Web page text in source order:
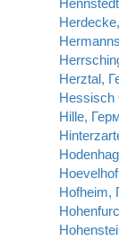
Herztal,
Hessisch
Hille,
Hofheim,